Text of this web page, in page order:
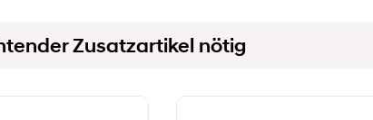
Zusatzartikel nötig